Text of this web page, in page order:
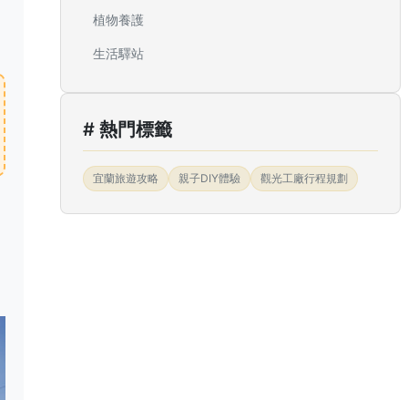
植物養護
生活驛站
# 熱門標籤
宜蘭旅遊攻略 親子DIY體驗 觀光工廠行程規劃